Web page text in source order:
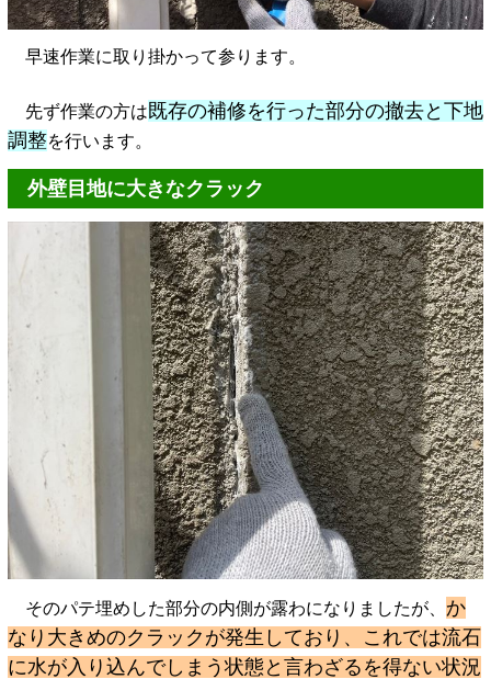
早速作業に取り掛かって参ります。
先ず作業の方は既存の補修を行った部分の撤去と下地
調整を行います。
外壁目地に大きなクラック
そのパテ埋めした部分の内側が露わになりましたが、 か
なり大きめのクラックが発生しており、これでは流石
に水が入り込んでしまう状態と言わざるを得ない状況